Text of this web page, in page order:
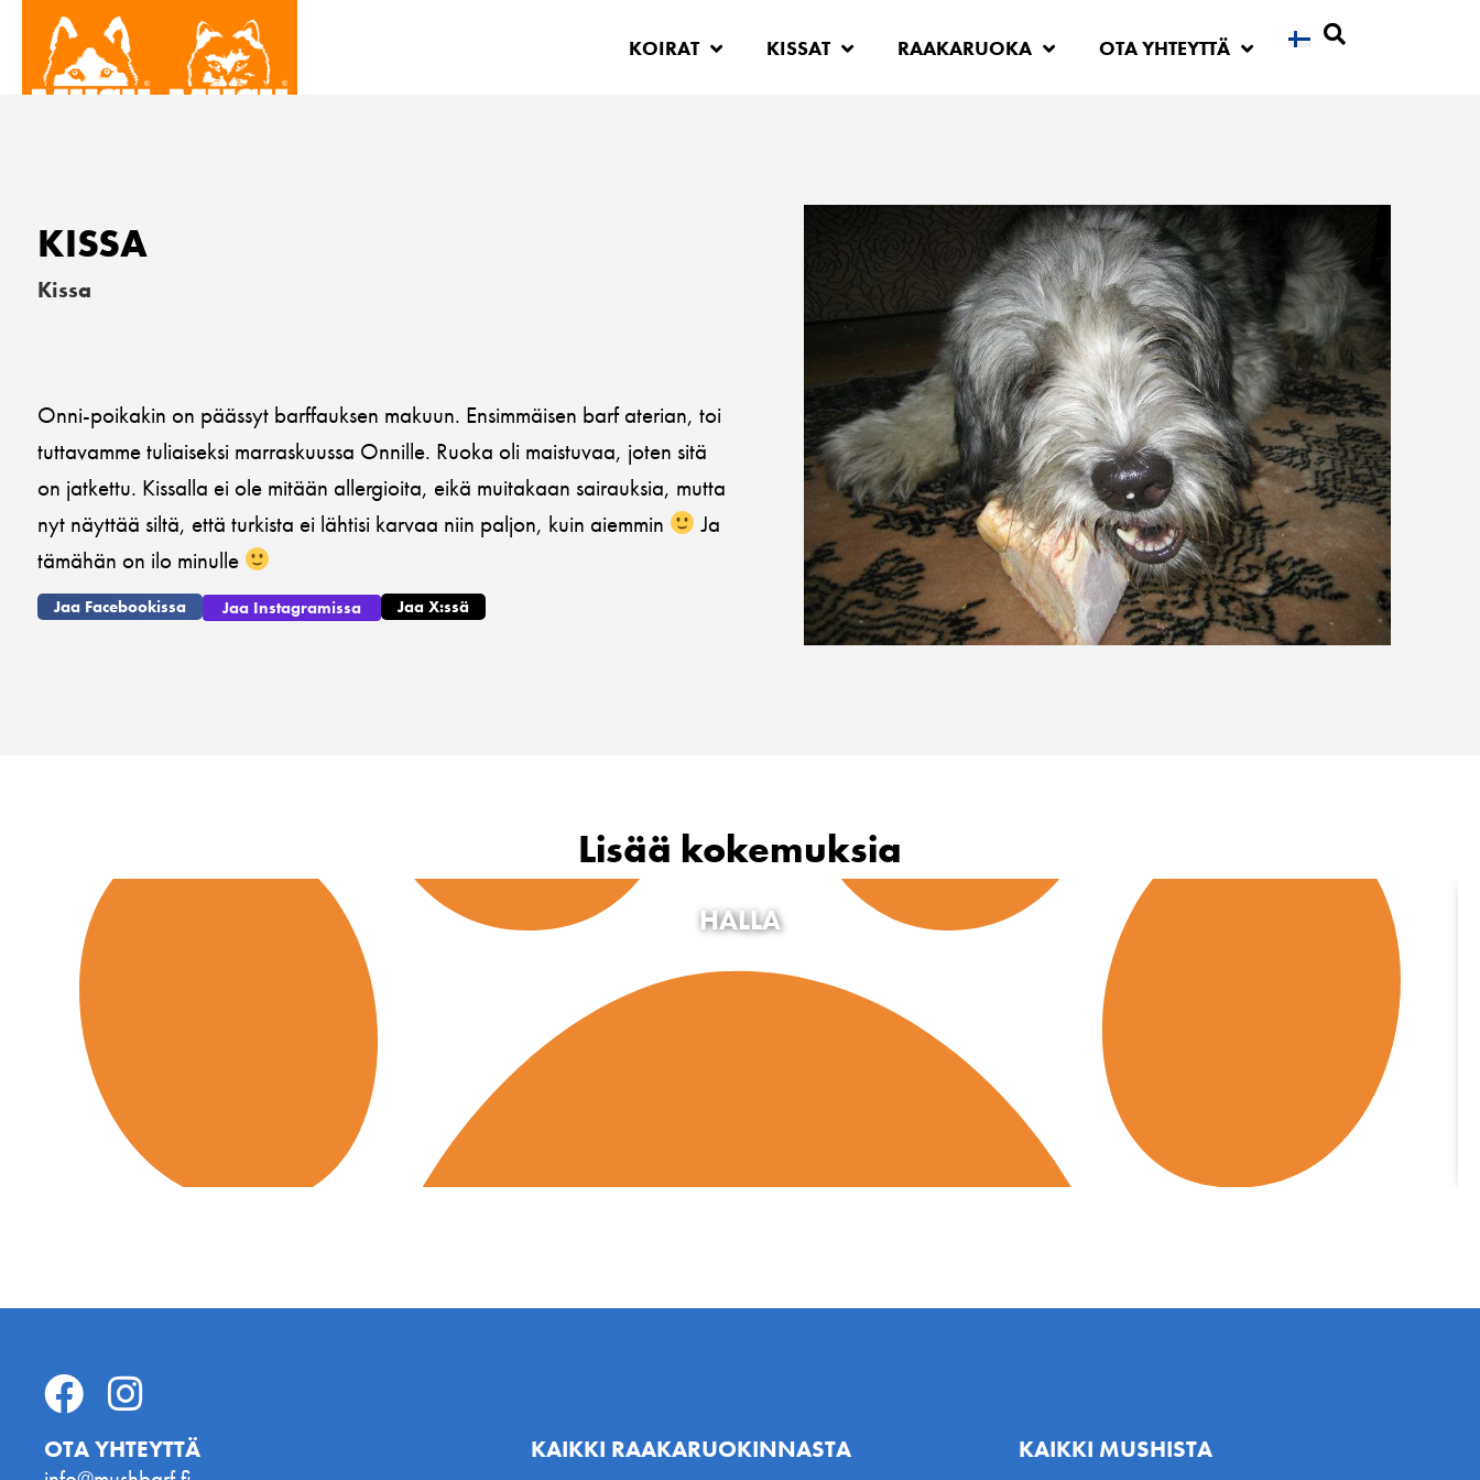
KOIRAT KISSAT RAAKARUOKA OTA YHTEYTTÄ
KISSA
Kissa
Onni-poikakin on päässyt barffauksen makuun. Ensimmäisen barf aterian, toi
tuttavamme tuliaiseksi marraskuussa Onnille. Ruoka oli maistuvaa, joten sitä
on jatkettu. Kissalla ei ole mitään allergioita, eikä muitakaan sairauksia, mutta
nyt näyttää siltä, että turkista ei lähtisi karvaa niin paljon, kuin aiemmin
Ja
tämähän on ilo minulle
Jaa Facebookissa Jaa Instagramissa Jaa X:ssä
Lisää kokemuksia
HALLA
OTA YHTEYTTÄ
KAIKKI RAAKARUOKINNASTA KAIKKI MUSHISTA